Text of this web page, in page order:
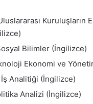
Kuruluşların
Bilimler (İngilizce)
Ekonomi ve
Analitiği (İngilizce)
Analizi (İngilizce)